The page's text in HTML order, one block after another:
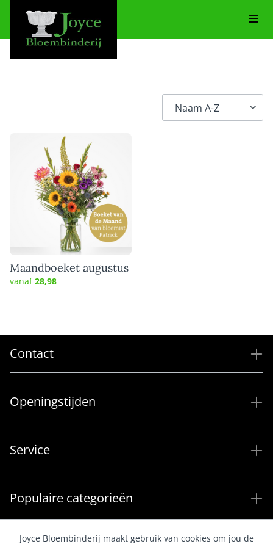
Maandboeket augustus
vanaf28,98
Contact
Openingstijden
Service
Populaire categorieën
Joyce Bloembinderij maakt gebruik van cookies om jou de